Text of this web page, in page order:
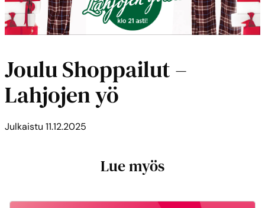
Joulu Shoppailut –
Lahjojen yö
Julkaistu 11.12.2025
Lue myös